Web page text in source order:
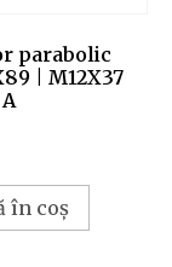
parabolic
| M12X37
în coș